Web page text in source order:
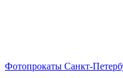
Фотопрокаты Санкт-